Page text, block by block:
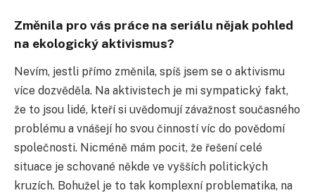
Změnila pro vás práce na seriálu nějak pohled
na ekologický aktivismus?
Nevím, jestli přímo změnila, spíš jsem se o aktivismu
více dozvěděla. Na aktivistech je mi sympatický fakt,
že to jsou lidé, kteří si uvědomují závažnost současného
problému a vnášejí ho svou činností víc do povědomí
společnosti. Nicméně mám pocit, že řešení celé
situace je schované někde ve vyšších politických
kruzích. Bohužel je to tak komplexní problematika, na